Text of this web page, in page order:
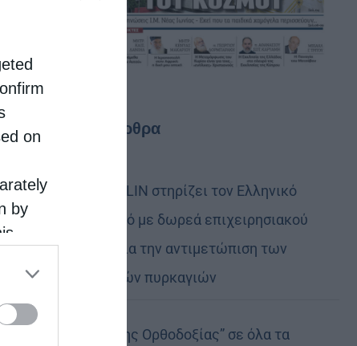
on
by
it to
Τελευταία άρθρα
Η LEROY MERLIN στηρίζει τον Ελληνικό
Ερυθρό Σταυρό με δωρεά επιχειρησιακού
εξοπλισμού για την αντιμετώπιση των
καταστροφικών πυρκαγιών
Η “Κιβωτός της Ορθοδοξίας” σε όλα τα